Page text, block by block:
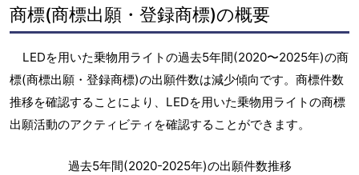
商標(商標出願・登録商標)の概要
LEDを用いた乗物用ライトの過去5年間(2020〜2025年)の商
標(商標出願・登録商標)の出願件数は減少傾向です。商標件数
推移を確認することにより、LEDを用いた乗物用ライトの商標
出願活動のアクティビティを確認することができます。
過去5年間(2020-2025年)の出願件数推移